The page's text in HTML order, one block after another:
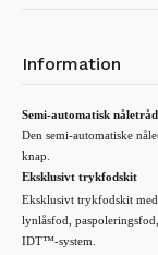
Information
Semi-automatisk
Den semi-automatiske
knap.
Eksklusivt trykfodskit
Eksklusivt trykfodskit
lynlåsfod,
IDT™-system.